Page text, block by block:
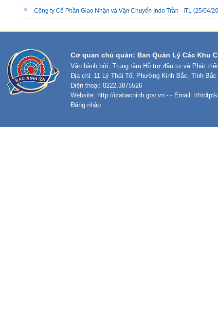
Công ty Cổ Phần Giao Nhận và Vận Chuyển Indo Trần - ITL (25/04/
Cơ quan chủ quản: Ban Quản Lý Các Khu
Vận hành bởi: Trung tâm Hỗ trợ đầu tư và Phát
Địa chỉ: 11 Lý Thái Tổ, Phường Kinh Bắc, Tỉnh Bắc
Điện thoại: 0222.3875526
Website: http://izabacninh.gov.vn - - Email:
Đăng nhập